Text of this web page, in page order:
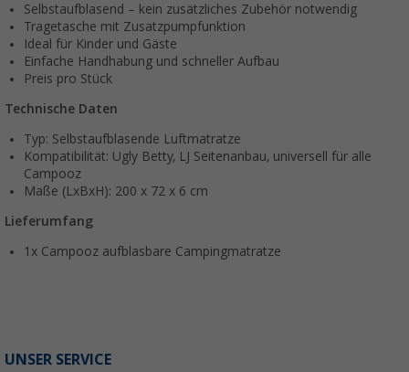
Selbstaufblasend – kein zusätzliches Zubehör notwendig
Tragetasche mit Zusatzpumpfunktion
Ideal für Kinder und Gäste
Einfache Handhabung und schneller Aufbau
Preis pro Stück
Technische Daten
Typ: Selbstaufblasende Luftmatratze
Kompatibilität: Ugly Betty, LJ Seitenanbau, universell für alle
Campooz
Maße (LxBxH): 200 x 72 x 6 cm
Lieferumfang
1x Campooz aufblasbare Campingmatratze
UNSER SERVICE